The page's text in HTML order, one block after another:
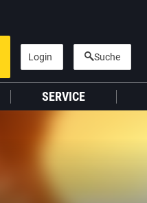
Login Suche
SERVICE